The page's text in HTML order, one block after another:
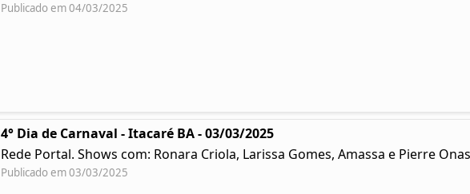
Publicado em 04/03/2025
4° Dia de Carnaval - Itacaré BA - 03/03/2025
Rede Portal. Shows com: Ronara Criola, Larissa Gomes, Amassa e Pierre
Publicado em 03/03/2025